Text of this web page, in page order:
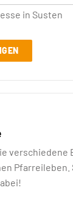
in Susten
verschiedene
Pfarreileben.